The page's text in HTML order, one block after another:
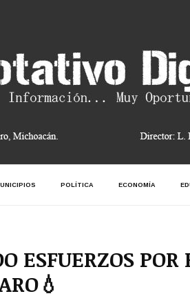
POLÍTICA ECONOMÍA
ESFUERZOS POR